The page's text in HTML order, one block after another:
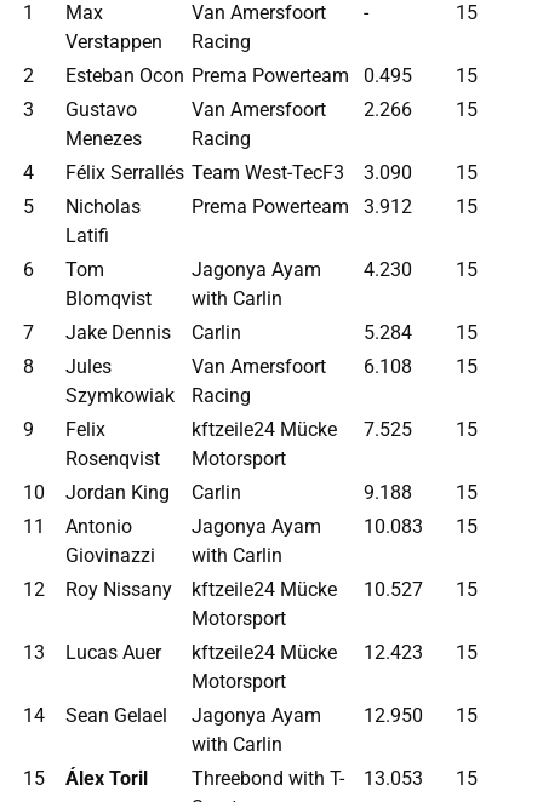
1
Max
Verstappen
Van Amersfoort
Racing
- 15
2 Esteban Ocon Prema Powerteam 0.495
15
3
Gustavo
Menezes
Van Amersfoort
Racing
2.266 15
4 Félix Serrallés Team West-TecF3 3.090
15
5
Nicholas
Latifi
Prema Powerteam 3.912 15
6
Tom
Blomqvist
Jagonya Ayam
with Carlin
4.230 15
7 Jake Dennis Carlin 5.284
15
8
Jules
Szymkowiak
Van Amersfoort
Racing
6.108 15
9
Felix
Rosenqvist
kftzeile24 Mücke
Motorsport
7.525 15
10 Jordan King Carlin 9.188
15
11
Antonio
Giovinazzi
Jagonya Ayam
with Carlin
10.083 15
12 Roy Nissany
kftzeile24 Mücke
Motorsport
10.527 15
13 Lucas Auer
kftzeile24 Mücke
Motorsport
12.423 15
14 Sean Gelael
Jagonya Ayam
with Carlin
12.950 15
15 Álex Toril
Threebond with T-
13.053 15